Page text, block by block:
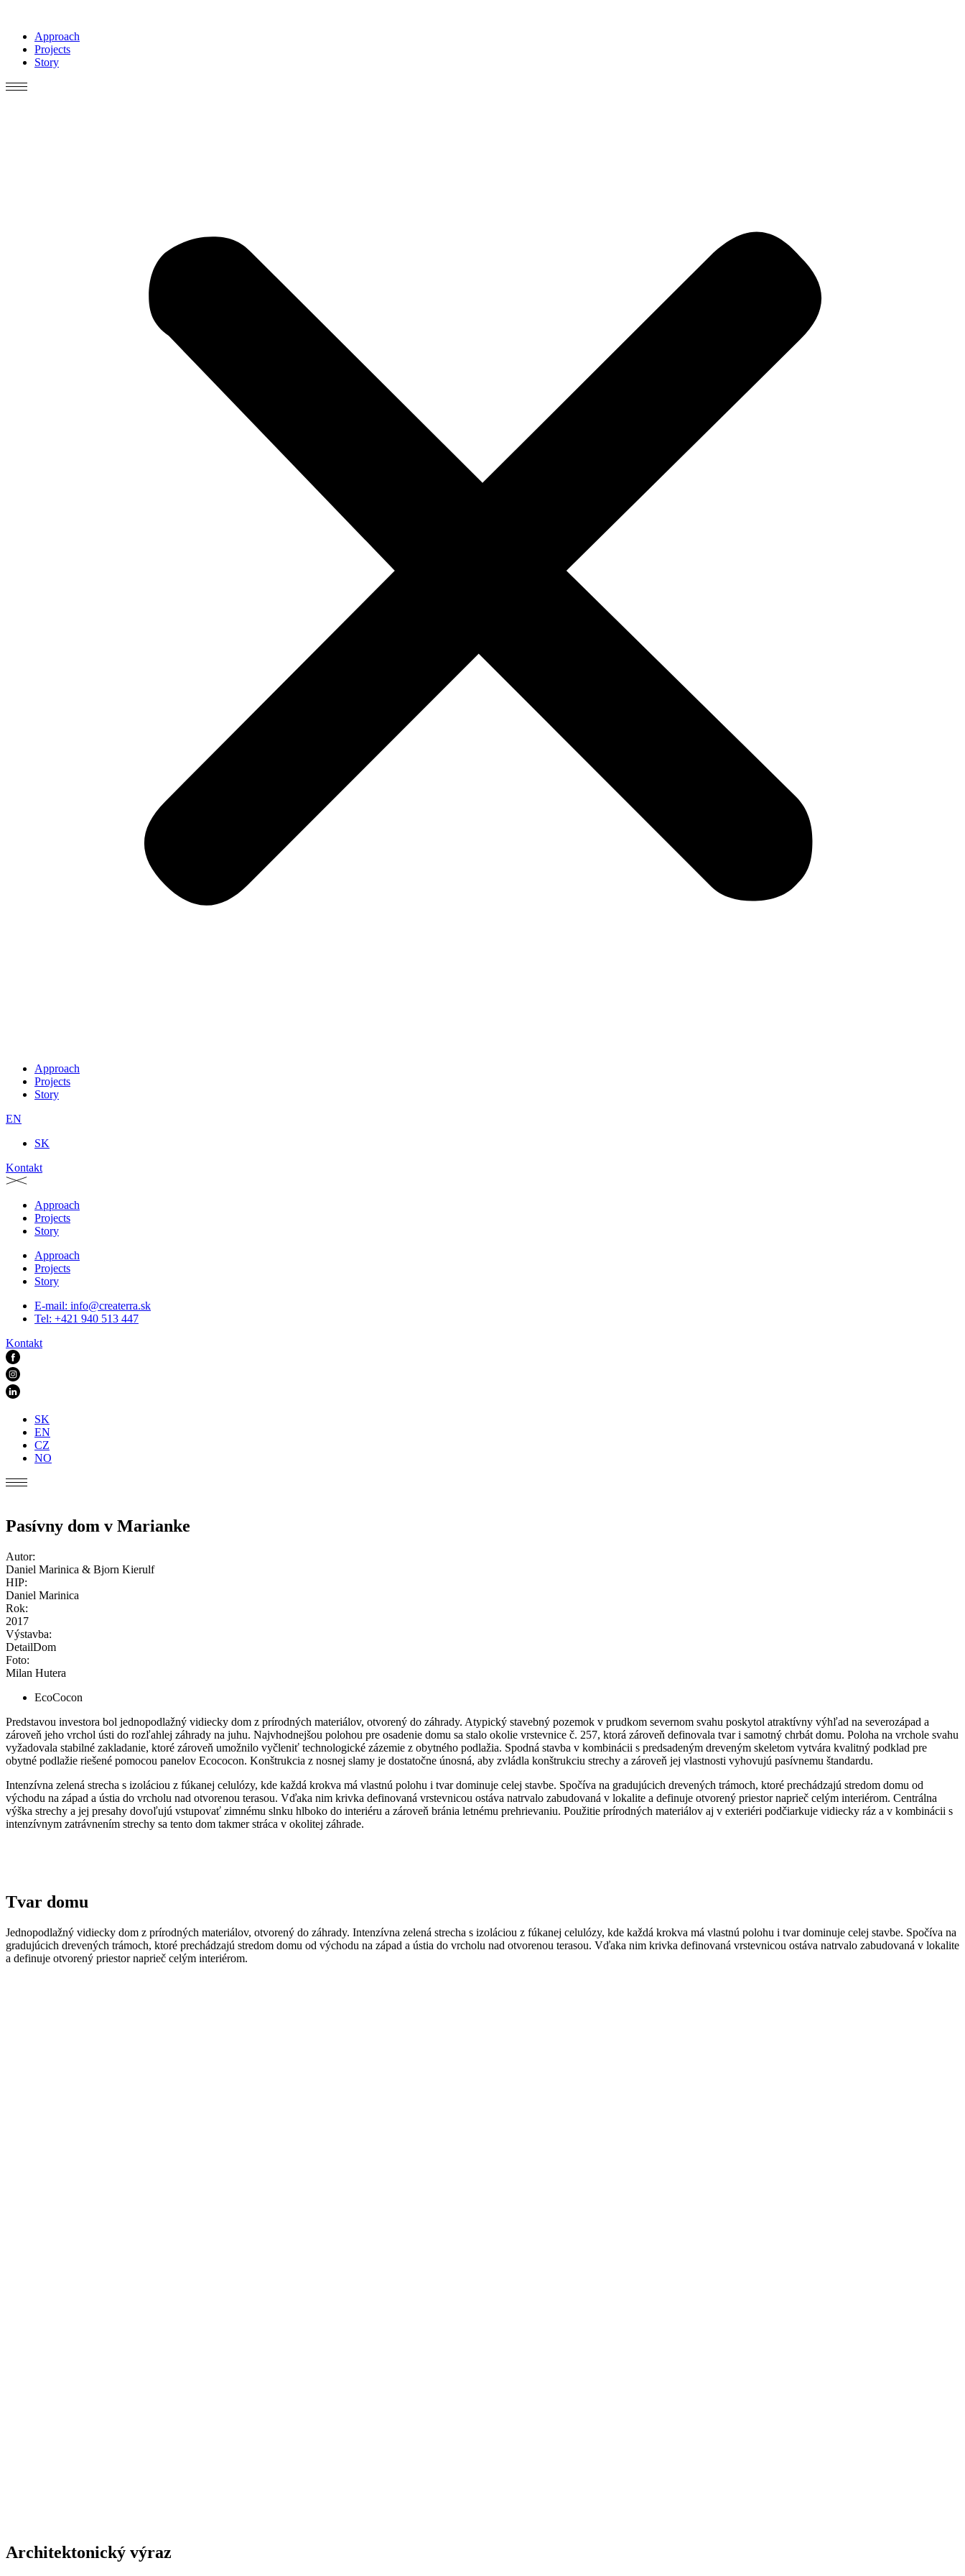
contentApproach
Projects
Story
Approach
Projects
Story
EN
SK
Kontakt
Approach
Projects
Story
Approach
Projects
Story
E-mail: info@createrra.sk
Tel: +421 940 513 447
Kontakt
SK
EN
CZ
NO
Pasívny dom v Marianke
Autor:
Daniel Marinica & Bjorn Kierulf
HIP:
Daniel Marinica
Rok:
2017
Výstavba:
DetailDom
Foto:
Milan Hutera
EcoCocon
Predstavou investora bol jednopodlažný vidiecky dom z prírodných materiálov, otvorený do záhrady. Atypický stavebný pozemok v prudkom severnom svahu poskytol atraktívny výhľad na severozápad a
zároveň jeho vrchol ústi do rozľahlej záhrady na juhu. Najvhodnejšou polohou pre osadenie domu sa stalo okolie vrstevnice č. 257, ktorá zároveň definovala tvar i samotný chrbát domu. Poloha na vrchole svahu
vyžadovala stabilné zakladanie, ktoré zároveň umožnilo vyčleniť technologické zázemie z obytného podlažia. Spodná stavba v kombinácii s predsadeným dreveným skeletom vytvára kvalitný podklad pre
obytné podlažie riešené pomocou panelov Ecococon. Konštrukcia z nosnej slamy je dostatočne únosná, aby zvládla konštrukciu strechy a zároveň jej vlastnosti vyhovujú pasívnemu štandardu.
Intenzívna zelená strecha s izoláciou z fúkanej celulózy, kde každá krokva má vlastnú polohu i tvar dominuje celej stavbe. Spočíva na gradujúcich drevených trámoch, ktoré prechádzajú stredom domu od
východu na západ a ústia do vrcholu nad otvorenou terasou. Vďaka nim krivka definovaná vrstevnicou ostáva natrvalo zabudovaná v lokalite a definuje otvorený priestor naprieč celým interiérom. Centrálna
výška strechy a jej presahy dovoľujú vstupovať zimnému slnku hlboko do interiéru a zároveň bránia letnému prehrievaniu. Použitie prírodných materiálov aj v exteriéri podčiarkuje vidiecky ráz a v kombinácii s
intenzívnym zatrávnením strechy sa tento dom takmer stráca v okolitej záhrade.
Tvar domu
Jednopodlažný vidiecky dom z prírodných materiálov, otvorený do záhrady. Intenzívna zelená strecha s izoláciou z fúkanej celulózy, kde každá krokva má vlastnú polohu i tvar dominuje celej stavbe. Spočíva na
gradujúcich drevených trámoch, ktoré prechádzajú stredom domu od východu na západ a ústia do vrcholu nad otvorenou terasou. Vďaka nim krivka definovaná vrstevnicou ostáva natrvalo zabudovaná v lokalite
a definuje otvorený priestor naprieč celým interiérom.
Architektonický výraz